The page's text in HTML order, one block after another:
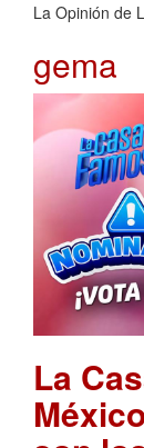
La Opinión de
gema
La